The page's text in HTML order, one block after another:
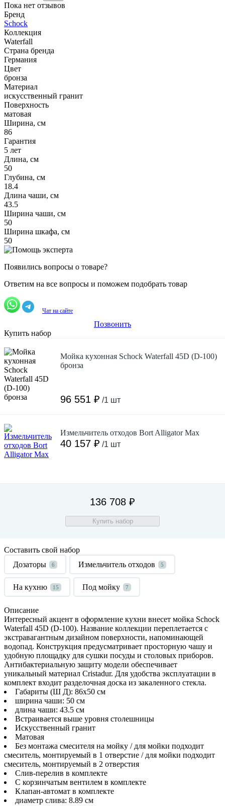
Пока нет отзывов
Бренд
Schock
Коллекция
Waterfall
Страна бренда
Германия
Цвет
бронза
Материал
искусственный гранит
Поверхность
матовая
Ширина, см
86
Гарантия
5 лет
Длина, см
50
Глубина, см
18.4
Длина чаши, см
43.5
Ширина чаши, см
50
Ширина шкафа, см
50
Появились вопросы о товаре?
Ответим на все вопросы и поможем подобрать товар
Чат на сайте
Позвонить
Купить набор
Мойка кухонная Schock Waterfall 45D (D-100)
бронза
96 551 ₽ /1 шт
Измельчитель отходов Bort Alligator Max
40 157 ₽ /1 шт
136 708 ₽
Купить набор
Составить свой набор
Дозаторы
6 Измельчитель отходов 5
На кухню 15 Под мойку 7
Описание
Интересный акцент в оформление кухни внесет мойка Schock
Waterfall 45D (D-100). Название коллекции переплетается с
экстравагантным дизайном поверхности, напоминающей
водопад. Конструкция предусматривает просторную чашу и
удобную площадку для сушки посуды и столовых приборов.
Антибактериальную защиту модели обеспечивает
уникальный материал Cristadur. Для удобства эксплуатации в
комплект входит разделочная доска из закаленного стекла.
Габариты (Ш Д): 86x50 см
ширина чаши: 50 см
длина чаши: 43.5 см
Встраивается выше уровня столешницы
Искусственный гранит
Матовая
Без монтажа смесителя на мойку / для мойки подходит
смеситель, монтируемый в 1 отверстие / для мойки подходит
смеситель, монтируемый в 2 отверстия
Слив-перелив в комплекте
С корзинчатым вентилем в комплекте
Клапан-автомат в комплекте
диаметр слива: 8.89 см